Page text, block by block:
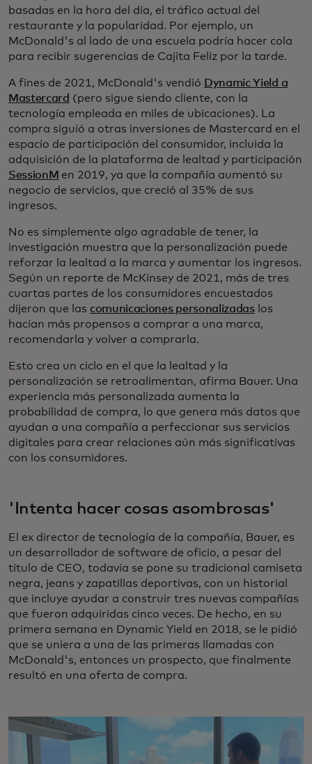
basadas en la hora del día, el tráfico actual del
restaurante y la popularidad. Por ejemplo, un
McDonald's al lado de una escuela podría hacer cola
para recibir sugerencias de Cajita Feliz por la tarde.
A fines de 2021, McDonald's vendió Dynamic Yield a
Mastercard (pero sigue siendo cliente, con la
tecnología empleada en miles de ubicaciones). La
compra siguió a otras inversiones de Mastercard en el
espacio de participación del consumidor, incluida la
adquisición de la plataforma de lealtad y participación
SessionM en 2019, ya que la compañía aumentó su
negocio de servicios, que creció al 35% de sus
ingresos.
No es simplemente algo agradable de tener, la
investigación muestra que la personalización puede
reforzar la lealtad a la marca y aumentar los ingresos.
Según un reporte de McKinsey de 2021, más de tres
cuartas partes de los consumidores encuestados
dijeron que las comunicaciones personalizadaslos
hacían más propensos a comprar a una marca,
recomendarla y volver a comprarla.
Esto crea un ciclo en el que la lealtad y la
personalización se retroalimentan, afirma Bauer. Una
experiencia más personalizada aumenta la
probabilidad de compra, lo que genera más datos que
ayudan a una compañía a perfeccionar sus servicios
digitales para crear relaciones aún más significativas
con los consumidores.
'Intenta hacer cosas asombrosas'
El ex director de tecnología de la compañía, Bauer, es
un desarrollador de software de oficio, a pesar del
título de CEO, todavía se pone su tradicional camiseta
negra, jeans y zapatillas deportivas, con un historial
que incluye ayudar a construir tres nuevas compañías
que fueron adquiridas cinco veces. De hecho, en su
primera semana en Dynamic Yield en 2018, se le pidió
que se uniera a una de las primeras llamadas con
McDonald's, entonces un prospecto, que finalmente
resultó en una oferta de compra.